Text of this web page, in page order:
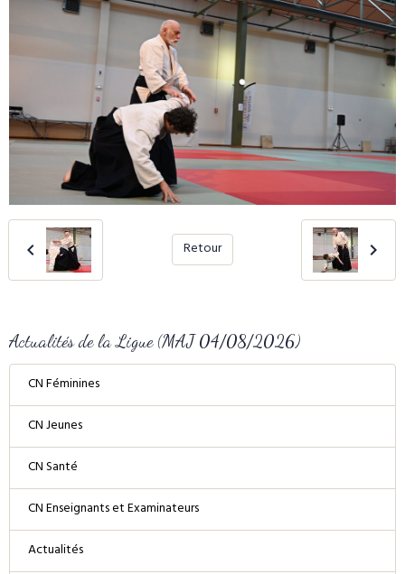
Retour
Actualités de la Ligue (MAJ 04/08/2026)
CN Féminines
CN Jeunes
CN Santé
CN Enseignants et Examinateurs
Actualités